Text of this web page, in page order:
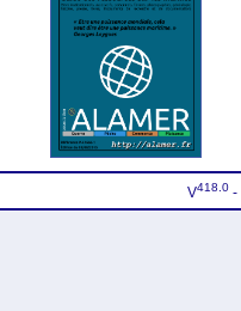
V418.0 -